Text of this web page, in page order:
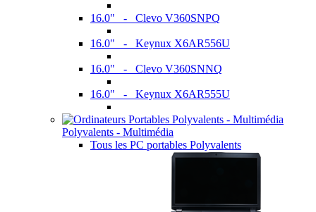
16.0" - Clevo V360SNPQ
16.0" - Keynux X6AR556U
16.0" - Clevo V360SNNQ
16.0" - Keynux X6AR555U
Polyvalents - Multimédia
Tous les PC portables Polyvalents